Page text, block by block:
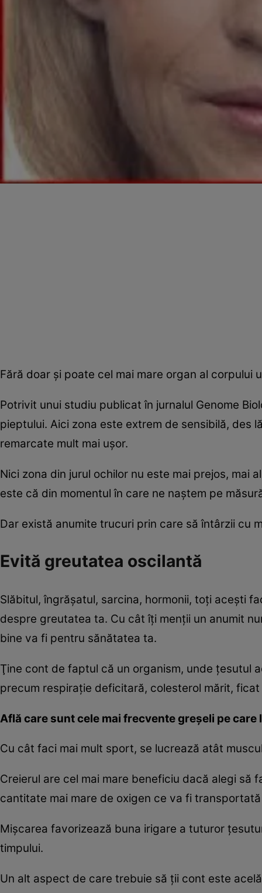
Fără doar şi poate cel mai mare organ al corpului
Potrivit unui studiu publicat în jurnalul Genome
pieptului. Aici zona este extrem de sensibilă, des
remarcate mult mai uşor.
Nici zona din jurul ochilor nu este mai prejos, mai
este că din momentul în care ne naştem pe
Dar există anumite trucuri prin care să întârzii cu
Evită greutatea oscilantă
Slăbitul, îngrăşatul, sarcina, hormonii, toţi aceşti
despre greutatea ta. Cu cât îţi menţii un anumit
bine va fi pentru sănătatea ta.
Ţine cont de faptul că un organism, unde ţesutul
precum respiraţie deficitară, colesterol mărit,
Află care sunt cele mai frecvente greşeli pe
Cu cât faci mai mult sport, se lucrează atât
Creierul are cel mai mare beneficiu dacă alegi
cantitate mai mare de oxigen ce va fi
Mişcarea favorizează buna irigare a tuturor
timpului.
Un alt aspect de care trebuie să ţii cont este